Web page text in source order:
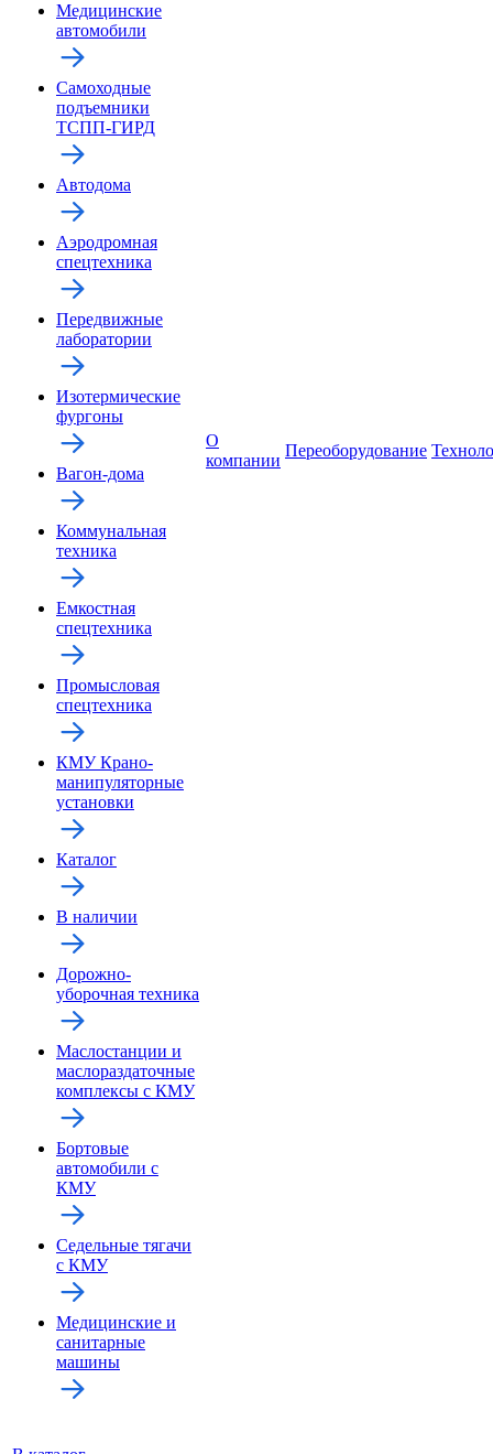
Медицинские
автомобили
Самоходные
подъемники
ТСПП-ГИРД
Автодома
Аэродромная
спецтехника
Передвижные
лаборатории
Изотермические
фургоны
Вагон-дома
Коммунальная
техника
Емкостная
спецтехника
Промысловая
спецтехника
КМУ Крано-
манипуляторные
установки
Каталог
В наличии
Дорожно-
уборочная техника
Маслостанции и
маслораздаточные
комплексы с КМУ
Бортовые
автомобили с
КМУ
Седельные тягачи
с КМУ
Медицинские и
санитарные
машины
О
компании
Переоборудование